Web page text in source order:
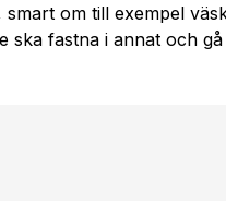
om till exempel
ska fastna i annat och gå